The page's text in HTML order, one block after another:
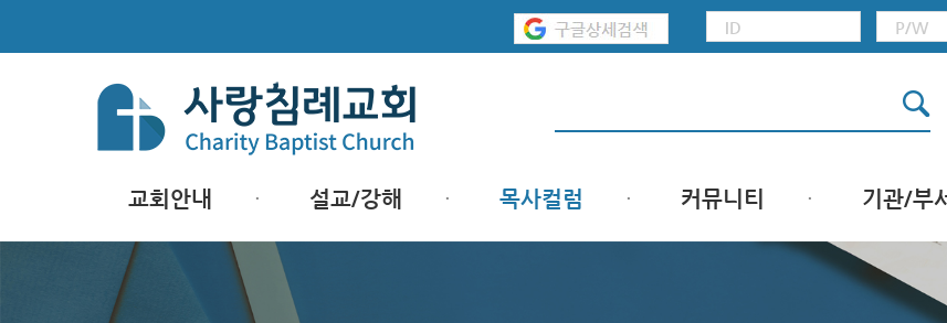
교회안내 설교/강해 목사컬럼 커뮤니티 기관/부